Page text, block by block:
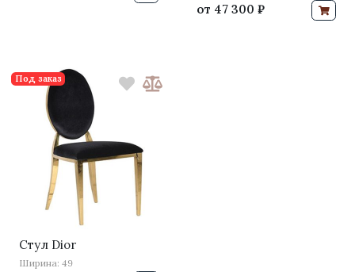
от 47 300 ₽
Стул Dior
Ширина: 49
Под заказ